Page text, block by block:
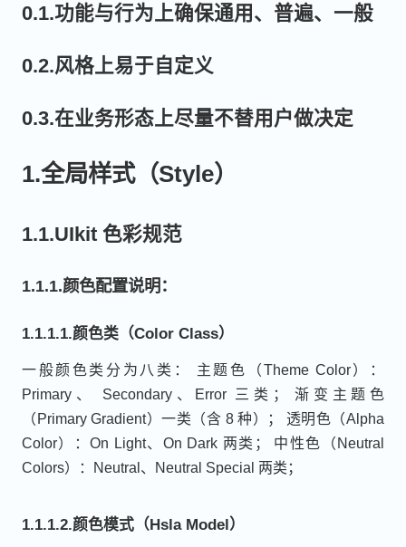
0.1.功能与行为上确保通用、普遍、一般
0.2.风格上易于自定义
0.3.在业务形态上尽量不替用户做决定
1.全局样式（Style）
1.1.UIkit 色彩规范
1.1.1.颜色配置说明：
1.1.1.1.颜色类（Color Class）
一般颜色类分为八类： 主题色（Theme Color）：
Primary、 Secondary、Error 三类； 渐变主题色
（Primary Gradient）一类（含 8 种）； 透明色（Alpha
Color）：On Light、On Dark 两类； 中性色（Neutral
Colors）：Neutral、Neutral Special 两类；
1.1.1.2.颜色模式（Hsla Model）